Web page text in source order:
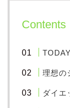
Contents
理想の
ダイエ